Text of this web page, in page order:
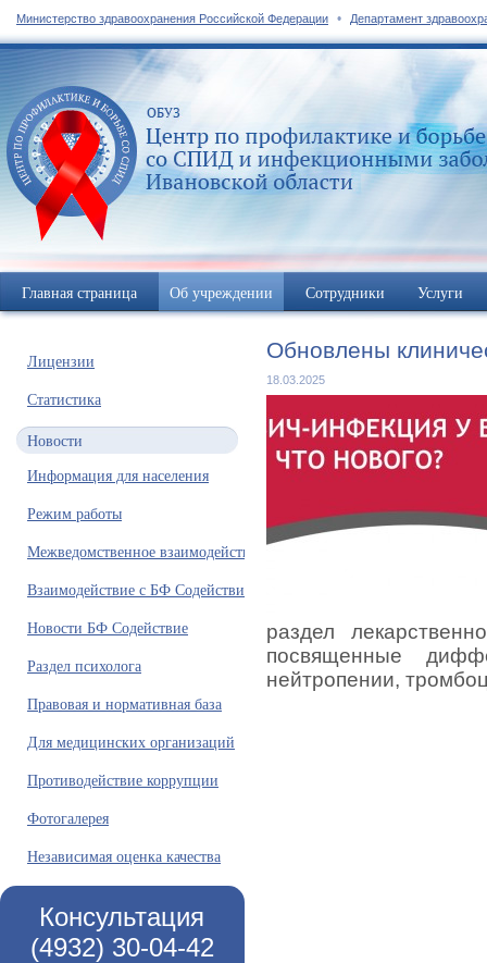
Министерство здравоохранения Российской Федерации • Департамент
Главная страница Об учреждении Сотрудники Услуги
Лицензии
Статистика
Новости
Информация для населения
Режим работы
Межведомственное взаимодействие
Взаимодействие с БФ Содействие
Новости БФ Содействие
Раздел психолога
Правовая и нормативная база
Для медицинских организаций
Противодействие коррупции
Фотогалерея
Независимая оценка качества
Консультация
(4932) 30-04-42
Обновлены
18.03.2025
раздел
посвященные
нейтропении,